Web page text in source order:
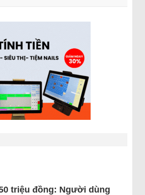
triệu đồng: Người dùng